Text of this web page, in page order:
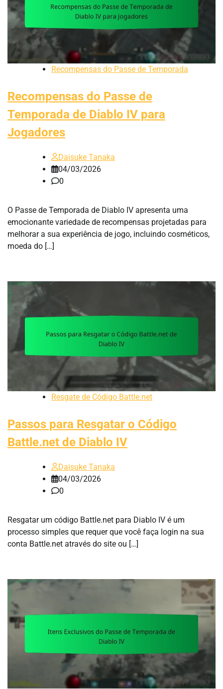
Recompensas do Passe de Temporada
Recompensas do Passe de
Temporada de Diablo IV para
Jogadores
Daisuke Tanaka
04/03/2026
0
O Passe de Temporada de Diablo IV apresenta uma
emocionante variedade de recompensas projetadas para
melhorar a sua experiência de jogo, incluindo cosméticos,
moeda do […]
Resgate de Código Battle.net
Passos para Resgatar o Código
Battle.net de Diablo IV
Daisuke Tanaka
04/03/2026
0
Resgatar um código Battle.net para Diablo IV é um
processo simples que requer que você faça login na sua
conta Battle.net através do site ou […]